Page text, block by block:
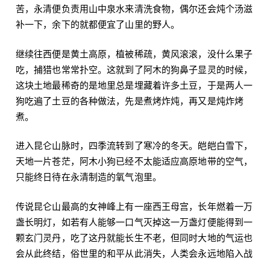
苦，永清便负责用山中泉水来清洗食物，偶尔还会炖个汤滋
补一下，余下的就都便宜了山里的野人。
继续往西便是黄土高原，植被稀疏，黄风滚滚，没什么果子
吃，捕猎也常常扑空。这就到了阿木的狗鼻子显灵的时候，
这块土地最稀奇的是地里总是埋藏着许多土豆，于是两人一
狗吃遍了土豆的各种做法，先是煮烤炸炖，再又是炖炸烤
煮。
进入昆仑山脉时，四季流转到了寒冷的冬天。皑皑白雪下，
天地一片苍茫，阿木小狗已经不太能适应高原地带的空气，
只能终日待在永清制造的氧气泡里。
传说昆仑山最高的女神峰上有一座西王母宫，长年燃着一万
盏长明灯，如若有人能够一口气灭掉这一万盏灯便能得到一
颗玄门灵丹，吃了这丹就能长生不老，但同时大地的气运也
会从此终结，俗世里的和平从此消失，人类会永远地陷入战